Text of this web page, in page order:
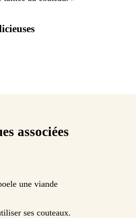
associées
une viande
ses couteaux.